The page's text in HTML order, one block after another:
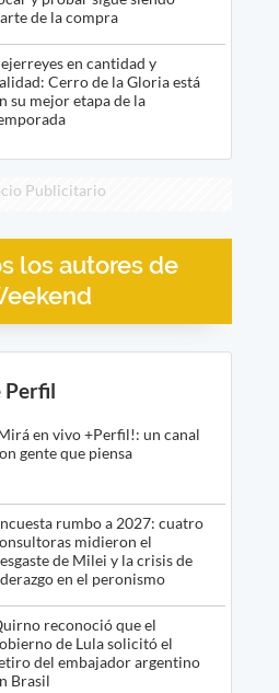
de la compra
en cantidad y
Cerro de la Gloria está
su mejor etapa de la
Publicitario
los autores de
Perfil
en vivo +Perfil!: un canal
gente que piensa
rumbo a 2027: cuatro
midieron el
de Milei y la crisis de
en el peronismo
reconoció que el
de Lula solicitó el
del embajador argentino
Brasil